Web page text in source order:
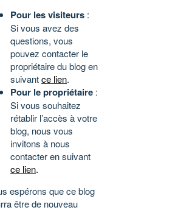
Pour les visiteurs :
Si vous avez des
questions, vous
pouvez contacter le
propriétaire du blog en
suivantce lien.
Pour le propriétaire :
Si vous souhaitez
rétablir l’accès à votre
blog, nous vous
invitons à nous
contacter en suivant
ce lien.
espérons que ce blog
être de nouveau